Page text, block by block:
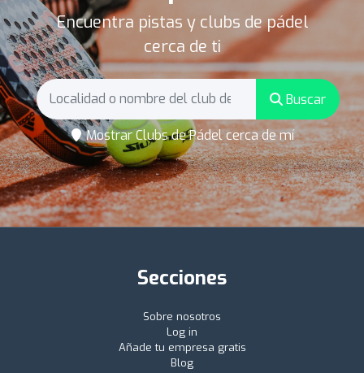
Encuentra pistas y clubs de pádel
cerca de ti
Buscar
Mostrar Clubs de Pádel cerca de mí
Secciones
Sobre nosotros
Log in
Añade tu empresa gratis
Blog